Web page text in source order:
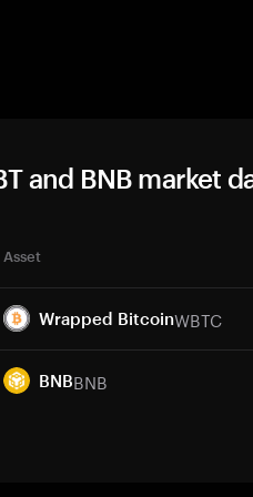
and BNB market
Asset
Wrapped BitcoinWBTC
BNBBNB